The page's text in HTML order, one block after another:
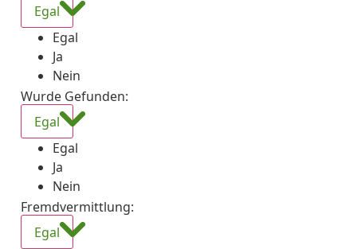
Egal
Egal
Ja
Nein
Wurde Gefunden:
Egal
Egal
Ja
Nein
Fremdvermittlung:
Egal